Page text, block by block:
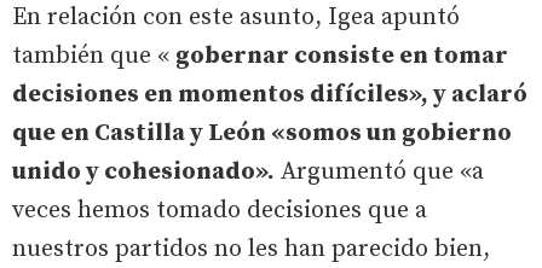
En relación con este asunto, Igea apuntó
también que « gobernar consiste en tomar
decisiones en momentos difíciles», y aclaró
que en Castilla y León «somos un gobierno
unido y cohesionado». Argumentó que «a
veces hemos tomado decisiones que a
nuestros partidos no les han parecido bien,